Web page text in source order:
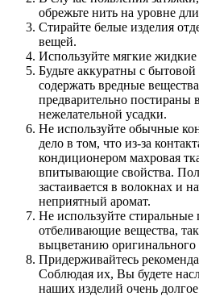
обрежьте нить на уровне
Стирайте белые изделия
вещей.
Используйте мягкие
Будьте аккуратны с
содержать вредные
предварительно постираны
нежелательной усадки.
Не используйте обычные
дело в том, что из-за
кондиционером махровая
впитывающие свойства.
застаивается в волокнах и
неприятный аромат.
Не используйте
отбеливающие вещества,
выцветанию оригинального
Придерживайтесь
Соблюдая их, Вы будете
наших изделий очень